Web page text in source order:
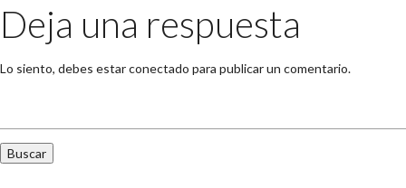
Deja una respuesta
Lo siento, debes estarconectado para publicar un comentario.